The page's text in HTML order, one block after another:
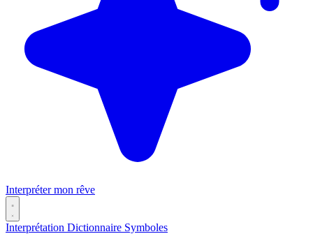
Interpréter mon rêve
Interprétation Dictionnaire Symboles